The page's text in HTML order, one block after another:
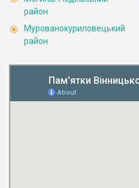
район
Мурованокуриловецький
район